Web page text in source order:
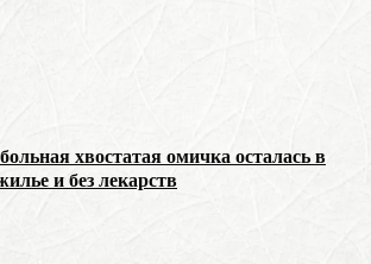
хвостатая омичка осталась в
и без лекарств